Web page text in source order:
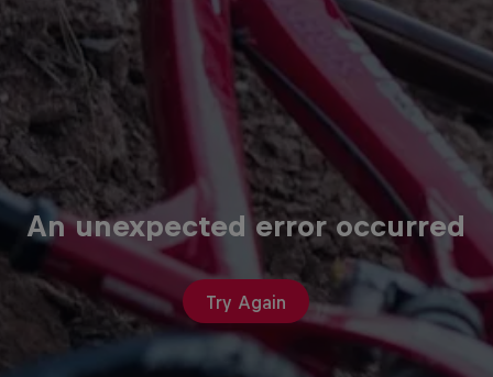
An unexpected error occurred
Try Again